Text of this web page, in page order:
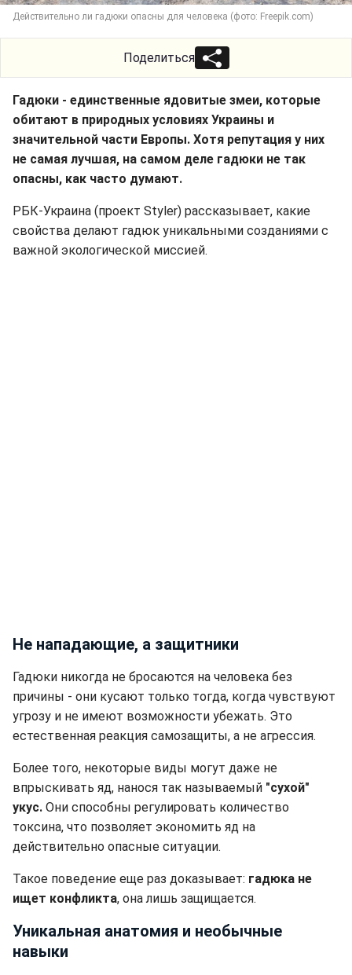
Действительно ли гадюки опасны для человека (фото: Freepik.com)
Поделиться
Гадюки - единственные ядовитые змеи, которые
обитают в природных условиях Украины и
значительной части Европы. Хотя репутация у них
не самая лучшая, на самом деле гадюки не так
опасны, как часто думают.
РБК-Украина (проект Styler) рассказывает, какие
свойства делают гадюк уникальными созданиями с
важной экологической миссией.
Не нападающие, а защитники
Гадюки никогда не бросаются на человека без
причины - они кусают только тогда, когда чувствуют
угрозу и не имеют возможности убежать. Это
естественная реакция самозащиты, а не агрессия.
Более того, некоторые виды могут даже не
впрыскивать яд, нанося так называемый "сухой"
укус. Они способны регулировать количество
токсина, что позволяет экономить яд на
действительно опасные ситуации.
Такое поведение еще раз доказывает: гадюка не
ищет конфликта, она лишь защищается.
Уникальная анатомия и необычные
навыки